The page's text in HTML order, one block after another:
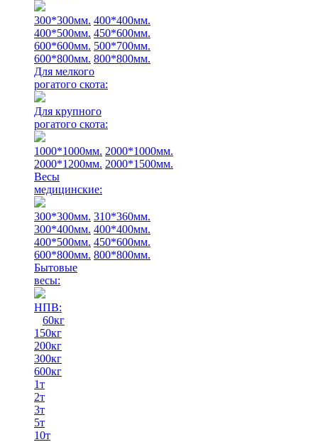
300*300мм. 400*400мм.
400*500мм. 450*600мм.
600*600мм. 500*700мм.
600*800мм. 800*800мм.
Для мелкого
рогатого скота:
Для крупного
рогатого скота:
1000*1000мм. 2000*1000мм.
2000*1200мм. 2000*1500мм.
Весы
медицинские:
300*300мм. 310*360мм.
300*400мм. 400*400мм.
400*500мм. 450*600мм.
600*800мм. 800*800мм.
Бытовые
весы:
НПВ:
60кг
150кг
200кг
300кг
600кг
1т
2т
3т
5т
10т